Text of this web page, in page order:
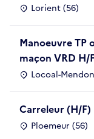
Lorient (56)
Manoeuvre TP
maçon VRD H/
Locoal-
Carreleur (H/F)
Ploemeur (56)